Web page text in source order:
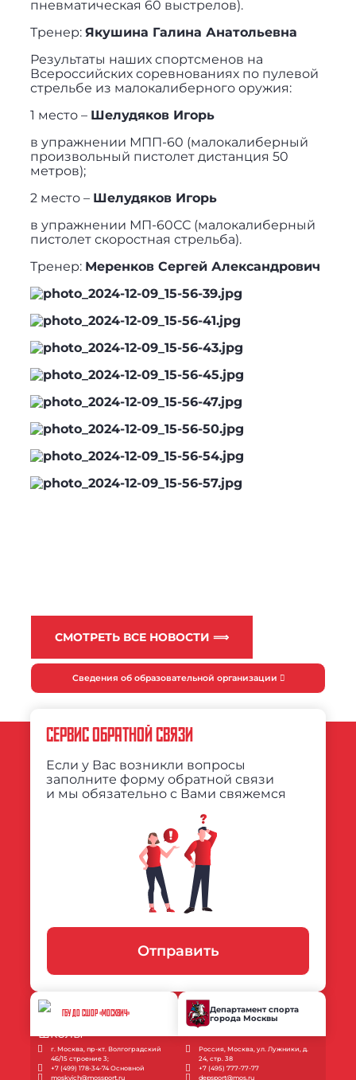
пневматическая 60 выстрелов).
Тренер:Якушина Галина Анатольевна
Результаты наших спортсменов на
Всероссийских соревнованиях по пулевой
стрельбе из малокалиберного оружия:
1 место – Шелудяков Игорь
в упражнении МПП-60 (малокалиберный
произвольный пистолет дистанция 50
метров);
2 место – Шелудяков Игорь
в упражнении МП-60СС (малокалиберный
пистолет скоростная стрельба).
Тренер: Меренков Сергей Александрович
СМОТРЕТЬ ВСЕ НОВОСТИ ⟹
Сведения об образовательной организации
СЕРВИС ОБРАТНОЙ СВЯЗИ
Если у Вас возникли вопросы
заполните форму обратной связи
и мы обязательно с Вами свяжемся
Отправить
ГБУ ДО СШОР «МОСКВИЧ»
г. Москва, пр-кт. Волгоградский
46/15 строение 3;
+7 (499) 178-34-74 Основной
moskvich@mossport.ru
Департамент спорта
города Москвы
Россия, Москва, ул. Лужники, д.
24, стр. 38
+7 (495) 777-77-77
depsport@mos.ru